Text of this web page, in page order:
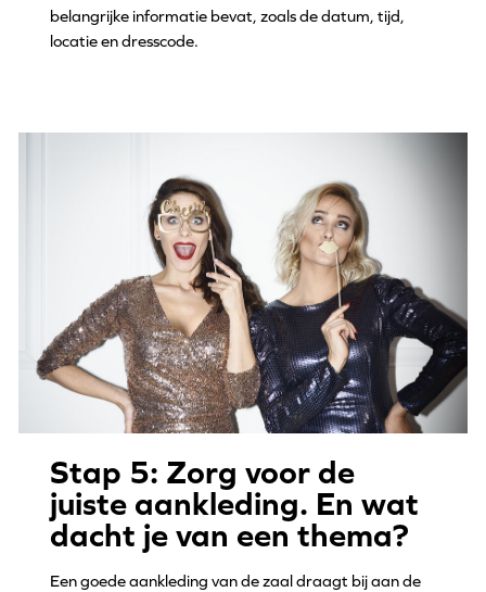
belangrijke informatie bevat, zoals de datum, tijd,
locatie en dresscode.
Stap 5: Zorg voor de
juiste aankleding. En wat
dacht je van een thema?
Een goede aankleding van de zaal draagt bij aan de